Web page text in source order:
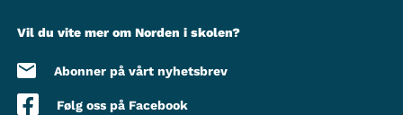
Vil du vite mer om Norden i skolen?
Abonner på vårt nyhetsbrev
Følg oss på Facebook